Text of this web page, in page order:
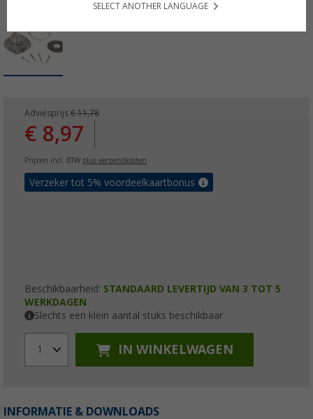
Adviesprijs € 11,78
€ 8,97
Prijzen incl. BTW plus verzendkosten
Verzeker tot 5% voordeelkaartbonus
Beschikbaarheid: STANDAARD LEVERTIJD VAN 3 TOT 5
WERKDAGEN
Slechts een klein aantal stuks beschikbaar
1 IN WINKELWAGEN
INFORMATIE & DOWNLOADS
SELECT ANOTHER LANGUAGE